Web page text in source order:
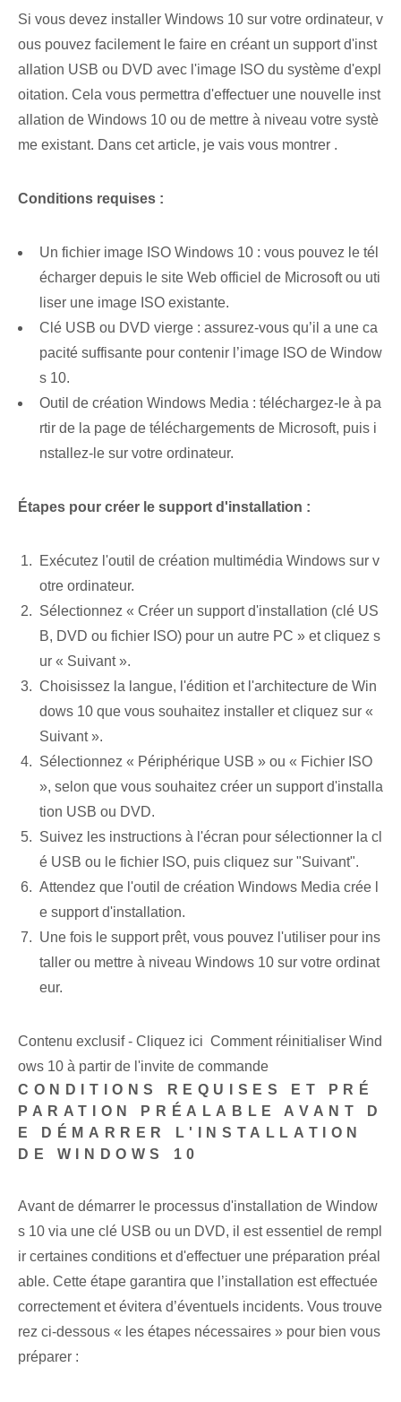
Si vous devez installer Windows 10 sur votre ordinateur, v
ous pouvez facilement le faire en créant un support d'inst
allation USB ou DVD avec l'image ISO du système d'expl
oitation. Cela vous permettra d'effectuer une nouvelle inst
allation de Windows 10 ou de mettre à niveau votre systè
me existant. Dans cet article, je vais vous montrer ⁣.
Conditions requises :
Un fichier image ISO Windows 10 : vous pouvez le tél
écharger depuis le site Web officiel de Microsoft ou uti
liser une image ISO existante.
Clé USB ou DVD vierge : assurez-vous qu’il a une ca
pacité suffisante pour contenir l’image ISO de Window
s 10.
Outil de création Windows ⁣Media : ‌téléchargez-le‌ à pa
rtir de la ⁤page de téléchargements de Microsoft, puis i
nstallez-le‌ sur votre ordinateur.
Étapes⁣ pour créer⁢ le ⁤support d'installation :
Exécutez l'outil de création multimédia Windows sur v
otre ordinateur.
Sélectionnez « Créer un support d'installation (clé US
B, DVD ou fichier ISO) pour un autre PC » et cliquez s
ur « Suivant ».
Choisissez la langue, l'édition et l'architecture de Win
dows 10 que vous souhaitez installer et cliquez sur «
Suivant ».
Sélectionnez « Périphérique USB » ou « Fichier ISO
», selon que vous souhaitez créer un support d'installa
tion USB ou DVD.
Suivez les instructions à l'écran pour sélectionner la cl
é USB ou le fichier ISO, puis cliquez sur "Suivant".
Attendez que l'outil de création Windows Media crée l
e support d'installation.
Une fois le support prêt, vous pouvez l'utiliser pour ins
taller ou mettre à niveau Windows 10 sur votre ordinat
eur.
Contenu exclusif - Cliquez ici Comment réinitialiser Wind
ows 10 à partir de l'invite de commande
CONDITIONS REQUISES ET PRÉ
PARATION PRÉALABLE AVANT D
E DÉMARRER L'INSTALLATION
DE WINDOWS 10
Avant de démarrer le processus d'installation de Window
s 10 via une clé USB ou un DVD, il est essentiel de rempl
ir certaines conditions et d'effectuer une préparation préal
able. Cette étape garantira que l’installation est effectuée
correctement et évitera d’éventuels incidents. Vous trouve
rez ci-dessous « les étapes nécessaires » pour bien vous
préparer :